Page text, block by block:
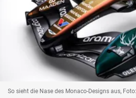
So sieht die Nase des Monaco-Designs aus,